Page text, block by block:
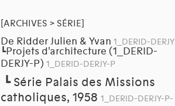
[ARCHIVES > SÉRIE]
De Ridder Julien & Yvan 1_DERID-DERJY
┗Projets d'architecture (1_DERID-
DERJY-P) 1_DERID-DERJY-P
┗ Série Palais des Missions
catholiques, 1958 1_DERID-DERJY-P-